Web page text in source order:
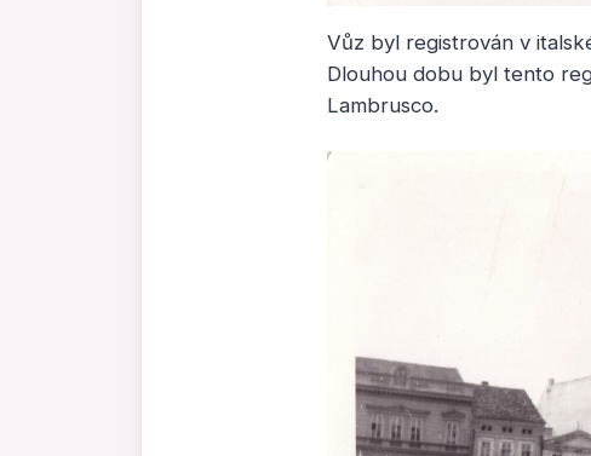
Vůz byl registrován v
Dlouhou dobu byl tento
Lambrusco.